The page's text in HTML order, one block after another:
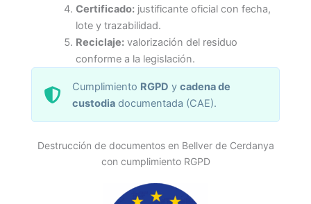
Certificado:justificante oficial con fecha,
lote y trazabilidad.
Reciclaje:valorización del residuo
conforme a la legislación.
Cumplimiento RGPD ycadena de
custodia documentada (CAE).
Destrucción de documentos en Bellver de Cerdanya
con cumplimiento RGPD